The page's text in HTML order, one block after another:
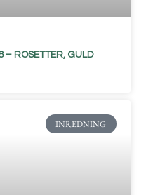
– ROSETTER, GULD
INREDNING